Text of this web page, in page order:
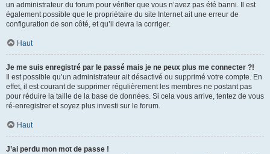
un administrateur du forum pour vérifier que vous n’avez pas été banni. Il est
également possible que le propriétaire du site Internet ait une erreur de
configuration de son côté, et qu’il devra la corriger.
Haut
Je me suis enregistré par le passé mais je ne peux plus me connecter ?!
Il est possible qu’un administrateur ait désactivé ou supprimé votre compte. En
effet, il est courant de supprimer régulièrement les membres ne postant pas
pour réduire la taille de la base de données. Si cela vous arrive, tentez de vous
ré-enregistrer et soyez plus investi sur le forum.
Haut
J’ai perdu mon mot de passe !